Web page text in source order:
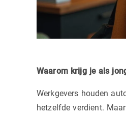
Waarom krijg je als
Werkgevers houden
hetzelfde verdient.